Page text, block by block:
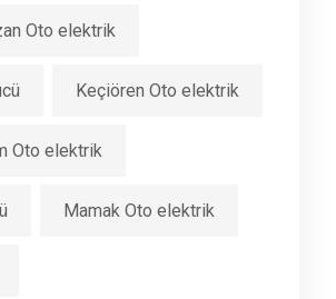
Oto elektrik
Keçiören Oto elektrik
Oto elektrik
Mamak Oto elektrik